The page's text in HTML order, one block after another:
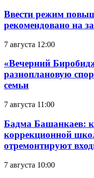
Ввести режим
рекомендовано на
7 августа 12:00
«Вечерний
разноплановую
семьи
7 августа 11:00
Бадма Башанкаев: к
коррекционной
отремонтируют
7 августа 10:00